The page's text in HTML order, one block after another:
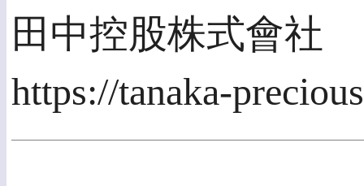
田中控股株式會社
https://tanaka-